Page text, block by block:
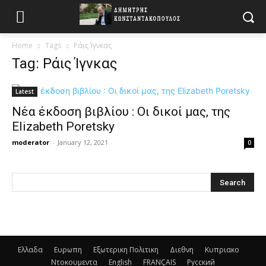
Home Tags Ράις Ίγνκας
Tag: Ράις Ίγνκας
Latest
Νέα έκδοση βιβλίου : Οι δικοί μας, της
Elizabeth Poretsky
moderator - January 12, 2021 0
Ελλαδα Ευρωπη Εξωτερικη Πολιτικη Διεθνη
Κυπριακο
Ντοκουμεντα
English FRANÇAIS Русский